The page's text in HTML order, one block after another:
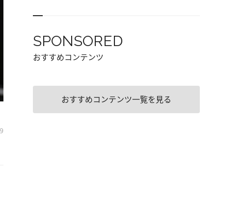
SPONSORED
おすすめコンテンツ
おすすめコンテンツ一覧を見る